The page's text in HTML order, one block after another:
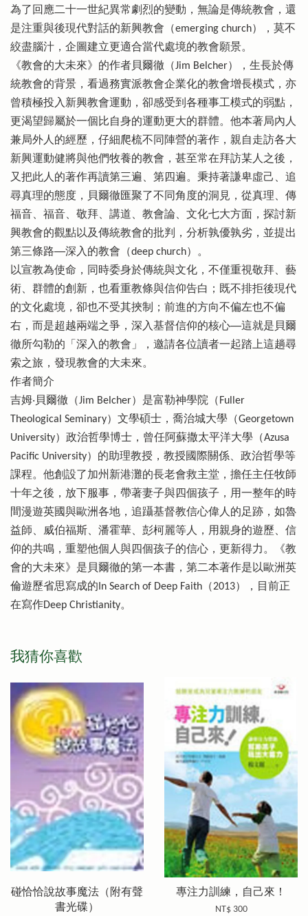
為了回應二十一世紀異常劇烈的變動，無論是傳統教會，還
是注重與後現代對話的新興教會（emerging church），莫不
絞盡腦汁，企圖建立更適合當代處境的教會願景。
《教會的大未來》的作者貝爾徹（Jim Belcher），生長於傳
統教會的背景，看過務實派教會企業化的教會增長模式，亦
曾積極投入新興教會運動，卻感受到各種事工模式的弱點，
更渴望歸屬於一個比自身的運動更大的群體。他本著局內人
兼局外人的經歷，仔細爬梳不同陣營的著作，親自走訪各大
新興運動健將與他們牧養的教會，甚至常在拜訪某人之後，
又把此人的著作再讀第三遍、第四遍。秉持著謙卑虛己、追
尋真理的態度，貝爾徹匯聚了不同角度的洞見，從真理、傳
福音、福音、敬拜、講道、教會論、文化七大方面，探討新
興教會的觀點以及傳統教會的批判，分析孰優孰劣，並提出
第三條路──深入的教會（deep church）。
以宣教為使命，同時委身於傳統與文化，不僅重視敬拜、藝
術、群體的創新，也看重教條與信仰告白；既不排拒後現代
的文化處境，卻也不受其挾制；前進的方向不偏左也不偏
右，而是超越兩端之爭，深入基督信仰的核心──這就是貝爾
徹所勾勒的「深入的教會」，邀請各位讀者一起踏上這趟尋
索之旅，發現教會的大未來。
作者簡介
吉姆‧貝爾徹（Jim Belcher）是富勒神學院（Fuller
Theological Seminary）文學碩士，喬治城大學（Georgetown
University）政治哲學博士，曾任阿蘇撒太平洋大學（Azusa
Pacific University）的助理教授，教授國際關係、政治哲學等
課程。他創設了加州新港灘的長老會救主堂，擔任主任牧師
十年之後，放下服事，帶著妻子與四個孩子，用一整年的時
間漫遊英國與歐洲各地，追躡基督教信心偉人的足跡，如魯
益師、威伯福斯、潘霍華、彭柯麗等人，用親身的遊歷、信
仰的共鳴，重塑他個人與四個孩子的信心，更新得力。《教
會的大未來》是貝爾徹的第一本書，第二本著作是以歐洲英
倫遊歷省思寫成的In Search of Deep Faith（2013），目前正
在寫作Deep Christianity。
我猜你喜歡
碰恰恰說故事魔法（附有聲
書光碟）
專注力訓練，自己來！
NT$ 300